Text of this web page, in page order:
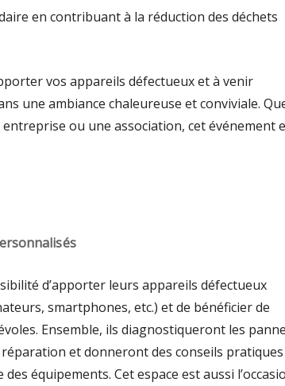
en contribuant à la réduction des déchets
vos appareils défectueux et à venir
une ambiance chaleureuse et conviviale.
ou une association, cet événement
d’apporter leurs appareils défectueux
smartphones, etc.) et de bénéficier de
Ensemble, ils diagnostiqueront les
et donneront des conseils pratiques
équipements. Cet espace est aussi